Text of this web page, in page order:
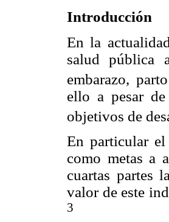
Introducción
En la
salud pública
embarazo,
ello a pesar
objetivos de
En particular
como metas a
cuartas partes
valor de este
3